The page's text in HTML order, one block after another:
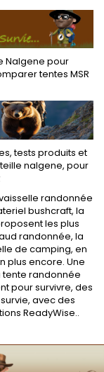
Nalgene pour
tentes MSR
tests produits et
nalgene, pour
randonnée
bushcraft, la
les plus
randonnée, la
de camping, en
plus encore. Une
tente randonnée
pour survivre, des
avec des
ReadyWise..